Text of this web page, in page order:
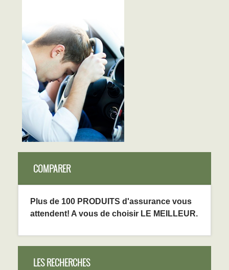
COMPARER
Plus de 100 PRODUITS d'assurance vous
attendent! A vous de choisir LE MEILLEUR.
LES RECHERCHES